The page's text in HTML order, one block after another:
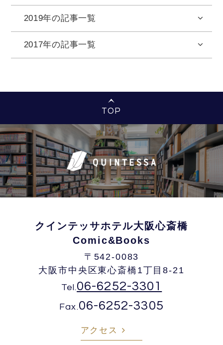
2019年の記事一覧
2017年の記事一覧
TOP
クインテッサホテル大阪心斎橋
Comic&Books
〒542-0083
大阪市中央区東心斎橋1丁目8-21
Tel.06-6252-3301
Fax.06-6252-3305
アクセス